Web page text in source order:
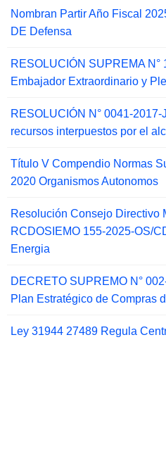
Nombran Partir Año Fiscal
DE Defensa
RESOLUCIÓN SUPREMA N°
Embajador Extraordinario y
RESOLUCIÓN N° 0041-
recursos interpuestos por el
Título V Compendio Normas
2020 Organismos Autonomos
Resolución Consejo Directivo
RCDOSIEMO 155-2025-OS/
Energia
DECRETO SUPREMO N°
Plan Estratégico de Compras
Ley 31944 27489 Regula